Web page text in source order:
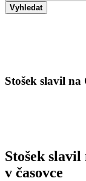
Vyhledat
Stošek slavil na
Stošek
v časovce